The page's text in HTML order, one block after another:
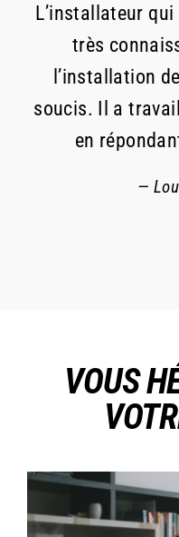
L’installateur
très
l’installation
soucis. Il a
en
VOUS